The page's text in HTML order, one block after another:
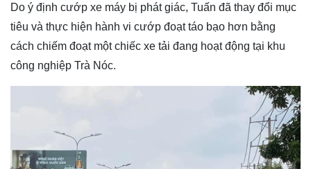
Do ý định cướp xe máy bị phát giác, Tuấn đã thay đổi mục
tiêu và thực hiện hành vi cướp đoạt táo bạo hơn bằng
cách chiếm đoạt một chiếc xe tải đang hoạt động tại khu
công nghiệp Trà Nóc.